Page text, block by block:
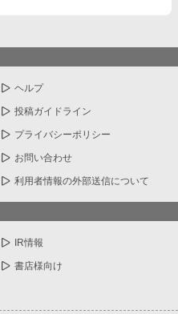
ヘルプ
投稿ガイドライン
プライバシーポリシー
お問い合わせ
利用者情報の外部送信について
IR情報
書店様向け